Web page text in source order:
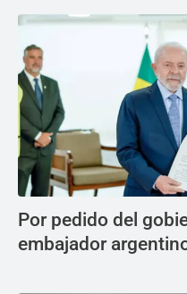
Por pedido del
embajador